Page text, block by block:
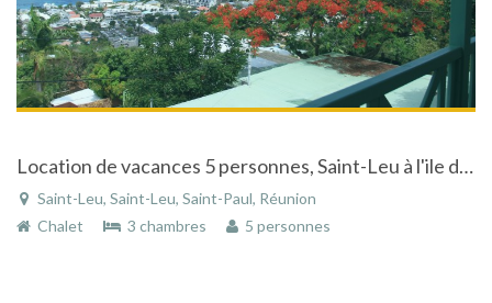
Location de vacances 5 personnes, Saint-Leu à l'ile de la Réunion, chalet neuf, vue sur la mer
Saint-Leu, Saint-Leu, Saint-Paul, Réunion
Chalet
3 chambres 5 personnes